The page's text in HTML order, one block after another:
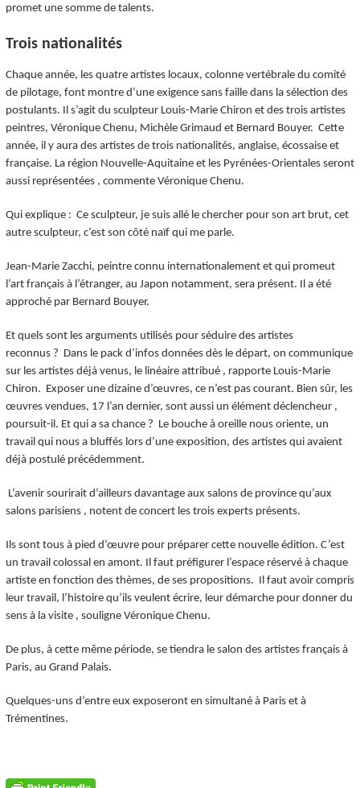
promet une somme de talents.
Trois nationalités
Chaque année, les quatre artistes locaux, colonne vertébrale du comité
de pilotage, font montre d’une exigence sans faille dans la sélection des
postulants. Il s’agit du sculpteur Louis-Marie Chiron et des trois artistes
peintres, Véronique Chenu, Michèle Grimaud et Bernard Bouyer. Cette
année, il y aura des artistes de trois nationalités, anglaise, écossaise et
française. La région Nouvelle-Aquitaine et les Pyrénées-Orientales seront
aussi représentées , commente Véronique Chenu.
Qui explique : Ce sculpteur, je suis allé le chercher pour son art brut, cet
autre sculpteur, c’est son côté naïf qui me parle.
Jean-Marie Zacchi, peintre connu internationalement et qui promeut
l’art français à l’étranger, au Japon notamment, sera présent. Il a été
approché par Bernard Bouyer.
Et quels sont les arguments utilisés pour séduire des artistes
reconnus ? Dans le pack d’infos données dès le départ, on communique
sur les artistes déjà venus, le linéaire attribué , rapporte Louis-Marie
Chiron. Exposer une dizaine d’œuvres, ce n’est pas courant. Bien sûr, les
œuvres vendues, 17 l’an dernier, sont aussi un élément déclencheur ,
poursuit-il. Et qui a sa chance ? Le bouche à oreille nous oriente, un
travail qui nous a bluffés lors d’une exposition, des artistes qui avaient
déjà postulé précédemment.
L’avenir sourirait d’ailleurs davantage aux salons de province qu’aux
salons parisiens , notent de concert les trois experts présents.
Ils sont tous à pied d’œuvre pour préparer cette nouvelle édition. C’est
un travail colossal en amont. Il faut préfigurer l’espace réservé à chaque
artiste en fonction des thèmes, de ses propositions. Il faut avoir compris
leur travail, l’histoire qu’ils veulent écrire, leur démarche pour donner du
sens à la visite , souligne Véronique Chenu.
De plus, à cette même période, se tiendra le salon des artistes français à
Paris, au Grand Palais.
Quelques-uns d’entre eux exposeront en simultané à Paris et à
Trémentines.